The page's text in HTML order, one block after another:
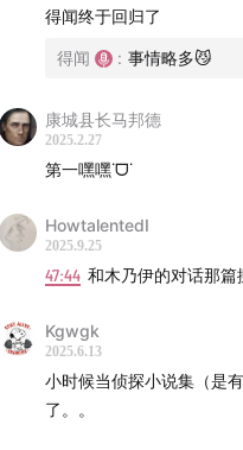
-音乐-
The Raven (feat. David
J.S. Bach: Toccata and
剪辑：dewen
特别感谢外援黄色闪电
-联系我们-
得闻终于回归了
得闻 : 事情略多😼
康城县长马邦德
2025.2.27
第一嘿嘿˙ᗜ˙
HowtalentedI
2025.9.25
47:44 和木乃伊的对话那篇
Kgwgk
2025.6.13
小时候当侦探小说集（是
了。。